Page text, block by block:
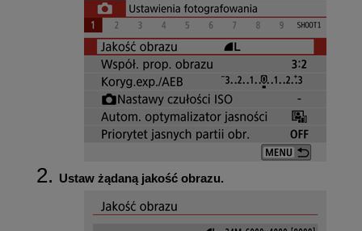
Ustaw żądaną jakość obrazu.